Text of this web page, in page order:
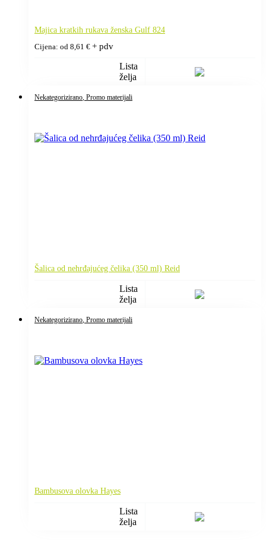
Majica kratkih rukava ženska Gulf 824
Cijena: od 8,61 € + pdv
Lista
želja
Nekategorizirano , Promo materijali
Šalica od nehrđajućeg čelika (350 ml) Reid
Lista
želja
Nekategorizirano , Promo materijali
Bambusova olovka Hayes
Lista
želja